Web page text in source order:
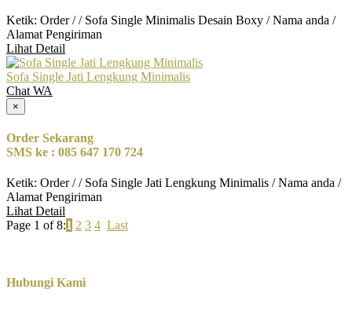
Ketik: Order / / Sofa Single Minimalis Desain Boxy / Nama anda /
Alamat Pengiriman
Lihat Detail
Sofa Single Jati Lengkung Minimalis
Chat WA
×
Order Sekarang
SMS ke : 085 647 170 724
Ketik: Order / / Sofa Single Jati Lengkung Minimalis / Nama anda /
Alamat Pengiriman
Lihat Detail
Page 1 of 8:1 2 3 4 Last
Hubungi Kami